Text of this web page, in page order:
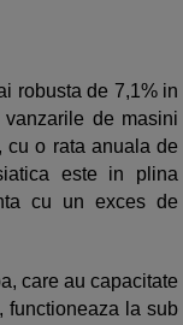
robusta de 7,1% in
de masini
cu o rata anuala de
este in plina
cu un exces de
care au capacitate
functioneaza la sub